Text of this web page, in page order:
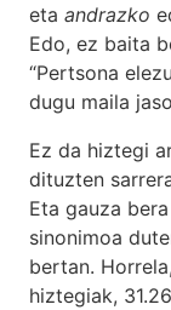
eta andrazko
Edo, ez baita
“Pertsona
dugu maila
Ez da hiztegi
dituzten
Eta gauza
sinonimoa
bertan.
hiztegiak,